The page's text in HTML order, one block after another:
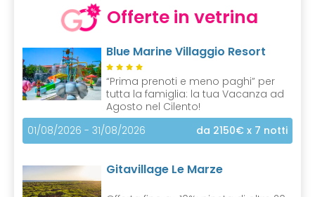
Offerte in vetrina
Blue Marine Villaggio Resort
“Prima prenoti e meno paghi” per
tutta la famiglia: la tua Vacanza ad
Agosto nel Cilento!
01/08/2026 - 31/08/2026
da 2150€ x 7 notti
Gitavillage Le Marze